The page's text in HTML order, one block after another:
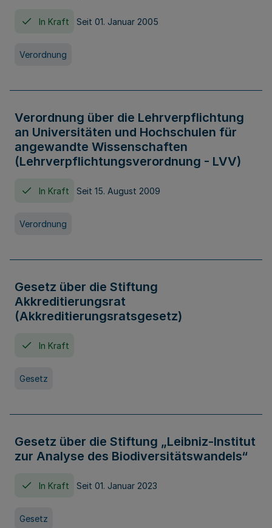
In Kraft Seit 01. Januar 2005
Verordnung
Verordnung über die Lehrverpflichtung
an Universitäten und Hochschulen für
angewandte Wissenschaften
(Lehrverpflichtungsverordnung - LVV)
In Kraft Seit 15. August 2009
Verordnung
Gesetz über die Stiftung
Akkreditierungsrat
(Akkreditierungsratsgesetz)
In Kraft
Gesetz
Gesetz über die Stiftung „Leibniz-Institut
zur Analyse des Biodiversitätswandels“
In Kraft Seit 01. Januar 2023
Gesetz